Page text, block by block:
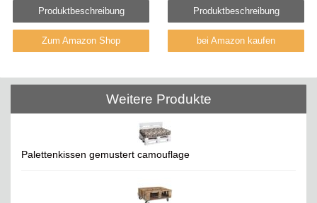
Produktbeschreibung
Zum Amazon Shop
Produktbeschreibung
bei Amazon kaufen
Weitere Produkte
Palettenkissen gemustert camouflage